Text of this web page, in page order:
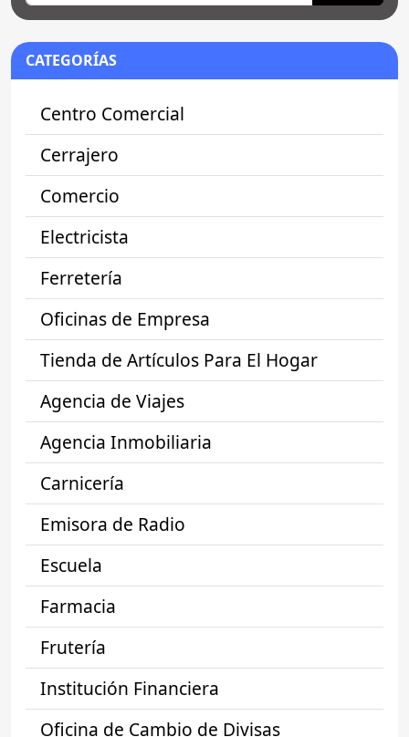
CATEGORÍAS
Centro Comercial
Cerrajero
Comercio
Electricista
Ferretería
Oficinas de Empresa
Tienda de Artículos Para El Hogar
Agencia de Viajes
Agencia Inmobiliaria
Carnicería
Emisora de Radio
Escuela
Farmacia
Frutería
Institución Financiera
Oficina de Cambio de Divisas